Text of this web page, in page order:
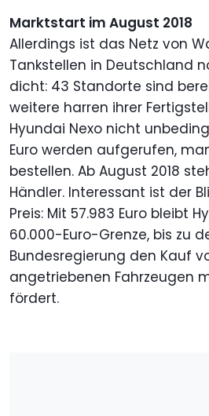
Marktstart im August 2018
Allerdings ist das Netz von
Tankstellen in Deutschland
dicht: 43 Standorte sind
weitere harren ihrer
Hyundai Nexo nicht
Euro werden aufgerufen,
bestellen. Ab August 2018
Händler. Interessant ist der
Preis: Mit 57.983 Euro bleibt
60.000-Euro-Grenze, bis zu
Bundesregierung den Kauf
angetriebenen Fahrzeugen
fördert.